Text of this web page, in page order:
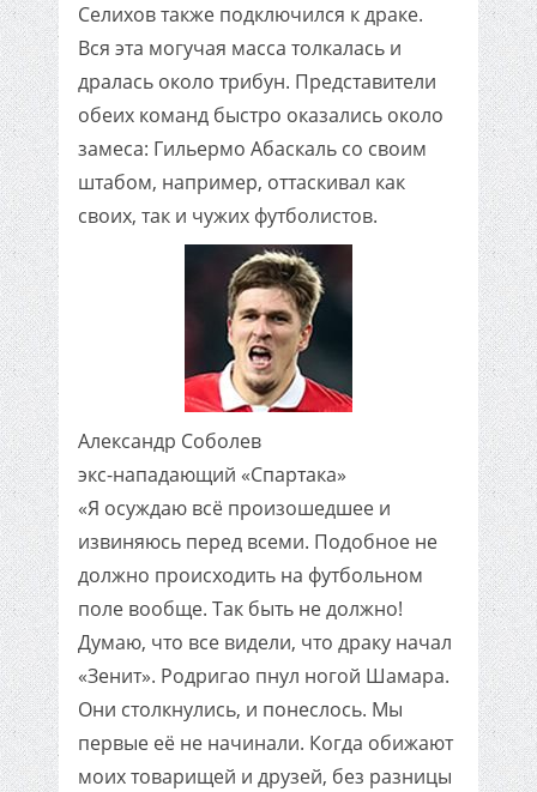
Селихов также подключился к драке.
Вся эта могучая масса толкалась и
дралась около трибун. Представители
обеих команд быстро оказались около
замеса: Гильермо Абаскаль со своим
штабом, например, оттаскивал как
своих, так и чужих футболистов.
Александр Соболев
экс-нападающий «Спартака»
«Я осуждаю всё произошедшее и
извиняюсь перед всеми. Подобное не
должно происходить на футбольном
поле вообще. Так быть не должно!
Думаю, что все видели, что драку начал
«Зенит». Родригао пнул ногой Шамара.
Они столкнулись, и понеслось. Мы
первые её не начинали. Когда обижают
моих товарищей и друзей, без разницы